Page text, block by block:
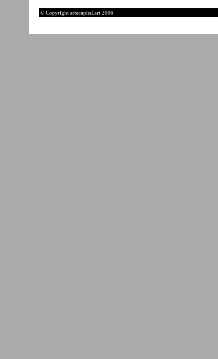
© Copyright artecapital.art 2006